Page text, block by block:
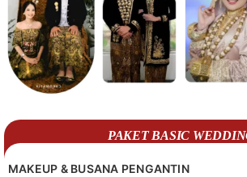
PAKET BASIC
MAKEUP & BUSANA PENGANTIN